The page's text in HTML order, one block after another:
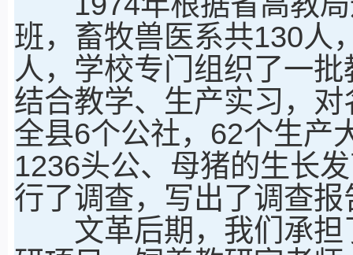
班，畜牧兽医系共130人
人，学校专门组织了一
结合教学、生产实习，
全县6个公社，62个生产
1236头公、母猪的生长
行了调查，写出了调查报
文革后期，我们承担